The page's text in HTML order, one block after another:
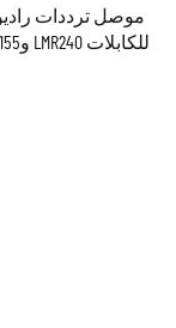
للكابلات LMR240 وH155 وRG8X، موصل لتطبيقات الترددات الراديوية